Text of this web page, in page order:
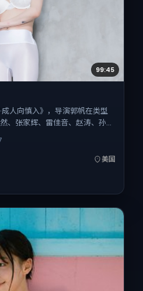
99:45
人向慎入》，导演郭帆在类型
、张家辉、雷佳音、赵涛、孙艺
系线。故事类型为冒险，主拍摄
间 2019年6月14日（公映登记日
，节奏张弛有度。
美国